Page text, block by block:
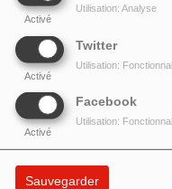
Activé
Utilisation: Analyse
Twitter
Activé
Utilisation:
Facebook
Activé
Utilisation:
Sauvegarder
Alors que nous sortons
que les systèmes de
public :